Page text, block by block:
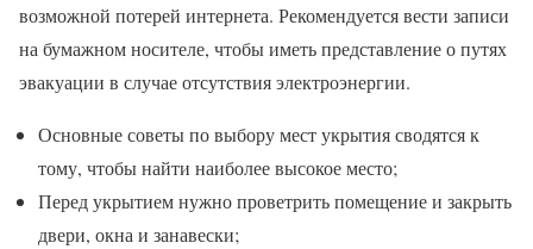
возможной потерей интернета. Рекомендуется вести записи
на бумажном носителе, чтобы иметь представление о путях
эвакуации в случае отсутствия электроэнергии.
Основные советы по выбору мест укрытия сводятся к
тому, чтобы найти наиболее высокое место;
Перед укрытием нужно проветрить помещение и закрыть
двери, окна и занавески;